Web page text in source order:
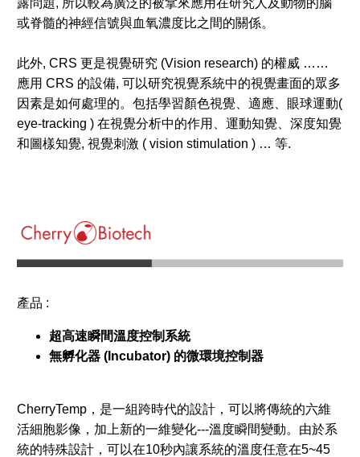
露問題, 所以較為廣泛的被拿來應用在研究人及動物的腦
或脊髓的神經信號與血氧濃度比之間的關係。
此外, CRS 更是視覺研究 (Vision research) 的權威 ……
應用 CRS 的設備, 可以研究視覺系統中的視覺畫面的眾多
因素是如何處理的。包括學習顏色視覺、適應、眼球運動(
eye-tracking ) 在視覺分析中的作用、運動知覺、深度知覺
和圖樣知覺, 視覺刺激 ( vision stimulation ) … 等.
產品 :
超高速瞬間溫度控制系統
無孵化器 (Incubator) 的微環境控制器
CherryTemp，是一組跨時代的設計，可以將傳統的六維
活細胞影像，加上新的一維變化---溫度瞬間變動。由於系
統的特殊設計，可以在10秒內讓系統的溫度任意在5~45